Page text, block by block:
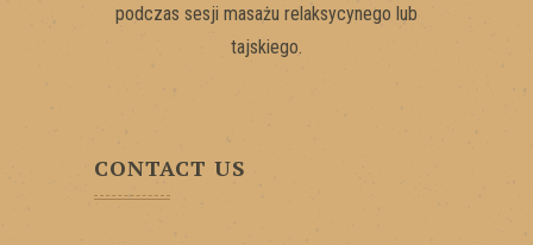
podczas sesji masażu relaksycynego lub
tajskiego.
CONTACT US